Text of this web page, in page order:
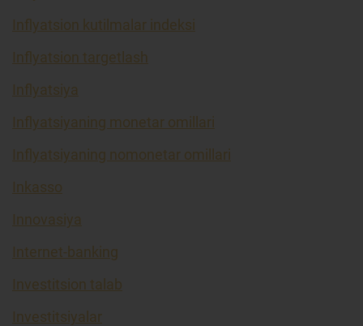
Inflyatsion kutilmalar indeksi
Inflyatsion targetlash
Inflyatsiya
Inflyatsiyaning monetar omillari
Inflyatsiyaning nomonetar omillari
Inkasso
Innovasiya
Internet-banking
Investitsion talab
Investitsiyalar